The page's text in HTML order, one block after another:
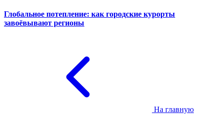
Глобальное потепление: как городские курорты
завоёвывают регионы
На главную